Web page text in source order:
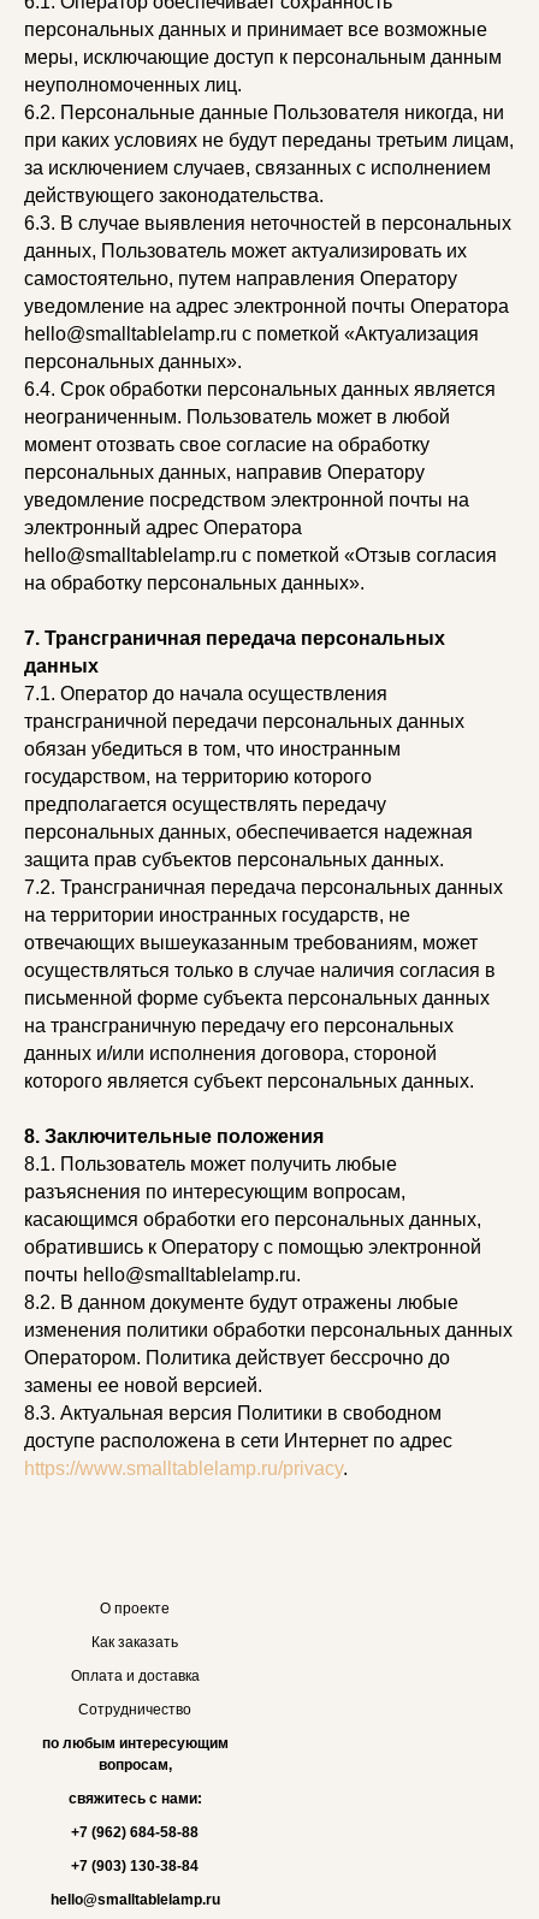
персональных данных и принимает все возможные
меры, исключающие доступ к персональным данным
неуполномоченных лиц.
6.2. Персональные данные Пользователя никогда, ни
при каких условиях не будут переданы третьим лицам,
за исключением случаев, связанных с исполнением
действующего законодательства.
6.3. В случае выявления неточностей в персональных
данных, Пользователь может актуализировать их
самостоятельно, путем направления Оператору
уведомление на адрес электронной почты Оператора
hello@smalltablelamp.ru с пометкой «Актуализация
персональных данных».
6.4. Срок обработки персональных данных является
неограниченным. Пользователь может в любой
момент отозвать свое согласие на обработку
персональных данных, направив Оператору
уведомление посредством электронной почты на
электронный адрес Оператора
hello@smalltablelamp.ru с пометкой «Отзыв согласия
на обработку персональных данных».
7. Трансграничная передача персональных
данных
7.1. Оператор до начала осуществления
трансграничной передачи персональных данных
обязан убедиться в том, что иностранным
государством, на территорию которого
предполагается осуществлять передачу
персональных данных, обеспечивается надежная
защита прав субъектов персональных данных.
7.2. Трансграничная передача персональных данных
на территории иностранных государств, не
отвечающих вышеуказанным требованиям, может
осуществляться только в случае наличия согласия в
письменной форме субъекта персональных данных
на трансграничную передачу его персональных
данных и/или исполнения договора, стороной
которого является субъект персональных данных.
8. Заключительные положения
8.1. Пользователь может получить любые
разъяснения по интересующим вопросам,
касающимся обработки его персональных данных,
обратившись к Оператору с помощью электронной
почты hello@smalltablelamp.ru.
8.2. В данном документе будут отражены любые
изменения политики обработки персональных данных
Оператором. Политика действует бессрочно до
замены ее новой версией.
8.3. Актуальная версия Политики в свободном
доступе расположена в сети Интернет по адрес
https://www.smalltablelamp.ru/privacy.
О проекте
Как заказать
Оплата и доставка
Сотрудничество
по любым интересующим
вопросам,
свяжитесь с нами:
+7 (962) 684-58-88
+7 (903) 130-38-84
hello@smalltablelamp.ru